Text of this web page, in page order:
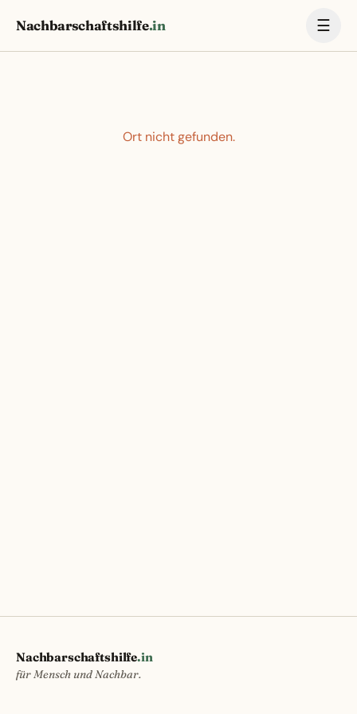
Nachbarschaftshilfe.in ☰
Ort nicht gefunden.
Nachbarschaftshilfe.in
für Mensch und Nachbar.